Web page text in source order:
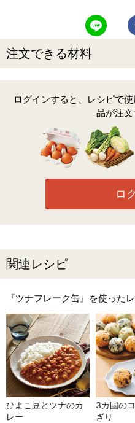
LINE
注文できる材料
ログインすると、レシピで
品が注文
ロ
関連レシピ
『ツナフレーク缶』を使った
ひよこ豆とツナのカ
レー
3カ国の
ぎり